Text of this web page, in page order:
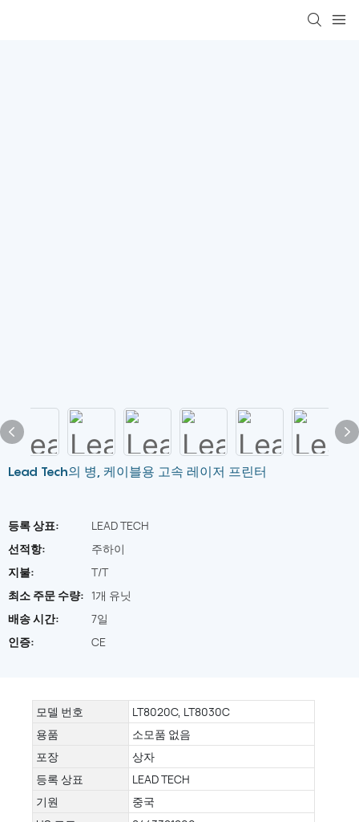
Lead Tech의 병, 케이블용 고속 레이저 프린터
등록 상표:
LEAD TECH
선적항:
주하이
지불:
T/T
최소 주문 수량: 1개 유닛
배송 시간:
7일
인증:
CE
모델 번호
LT8020C, LT8030C
용품
소모품 없음
포장
상자
등록 상표
LEAD TECH
기원
중국